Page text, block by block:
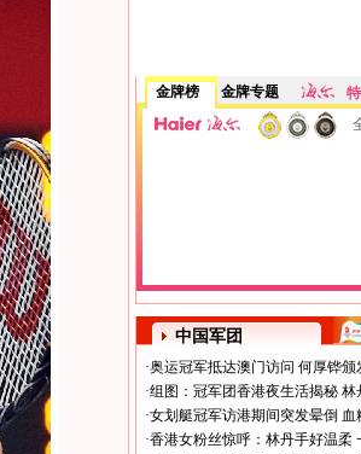
金牌榜 金牌专题
中国军团
·奥运冠军抵达澳门访问 何厚铧颁
·组图：冠军团香港夜生活揭秘
·女划艇冠军访港期间突发晕倒
·香港女粉丝惊呼：林丹手好温柔